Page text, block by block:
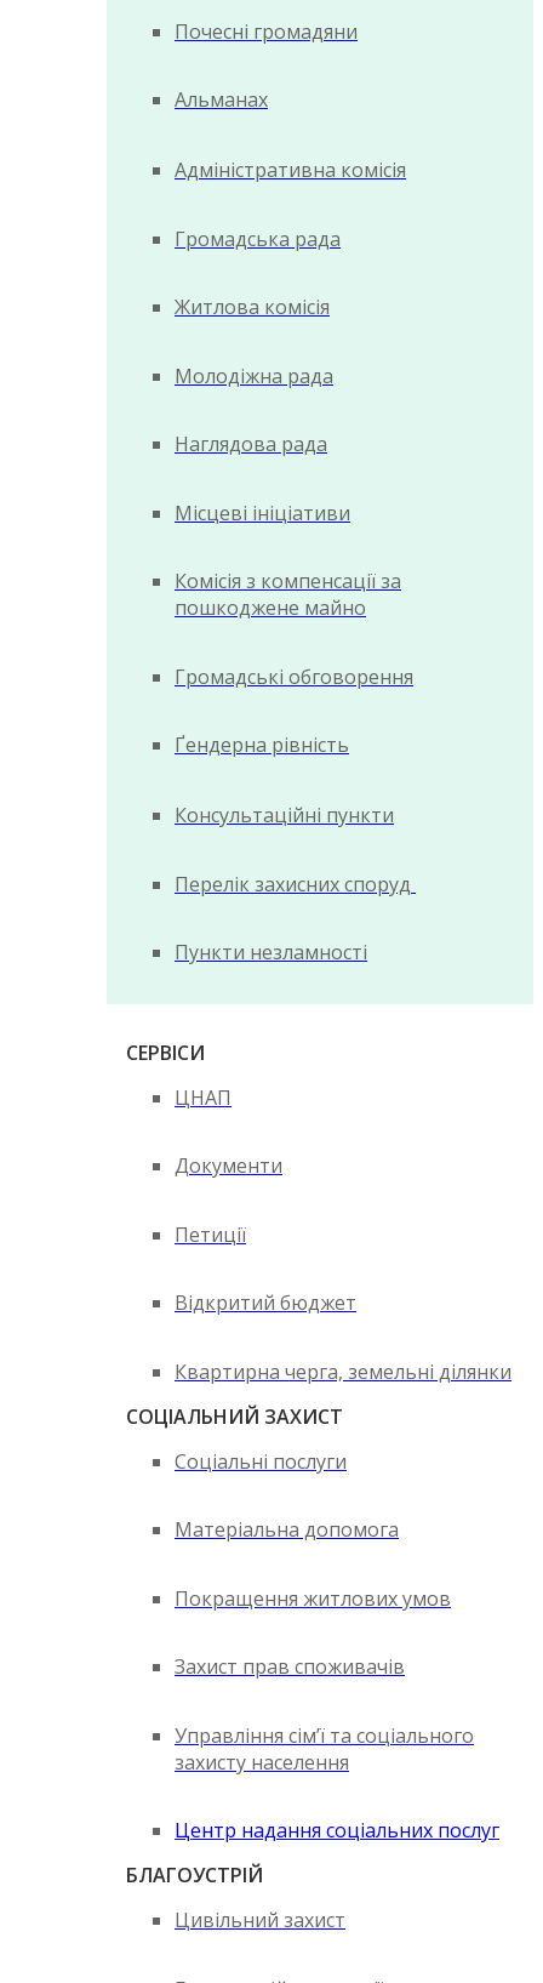
Почесні громадяни
Альманах
Адміністративна комісія
Громадська рада
Житлова комісія
Молодіжна рада
Наглядова рада
Місцеві ініціативи
Комісія з компенсації за
пошкоджене майно
Громадські обговорення
Ґендерна рівність
Консультаційні пункти
Перелік захисних споруд
Пункти незламності
СЕРВІСИ
ЦНАП
Документи
Петиції
Відкритий бюджет
Квартирна черга, земельні ділянки
СОЦІАЛЬНИЙ ЗАХИСТ
Соціальні послуги
Матеріальна допомога
Покращення житлових умов
Захист прав споживачів
Управління сім’ї та соціального
захисту населення
Центр надання соціальних послуг
БЛАГОУСТРІЙ
Цивільний захист